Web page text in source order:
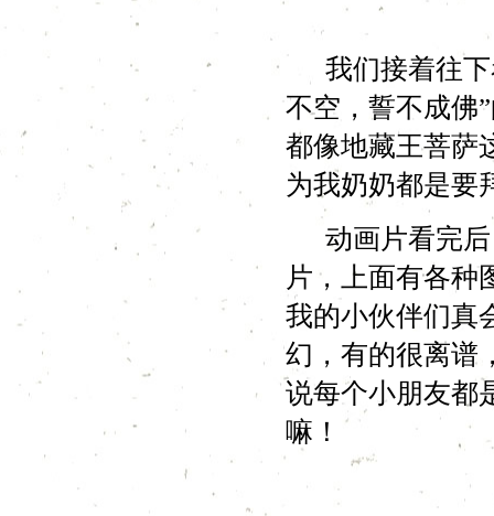
我们接着往下
不空，誓不成佛
都像地藏王菩萨
为我奶奶都是要
动画片看完后
片，上面有各种
我的小伙伴们真
幻，有的很离谱
说每个小朋友都
嘛！